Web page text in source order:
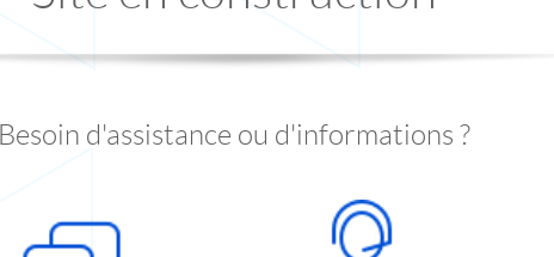
Besoin d'assistance ou d'informations ?